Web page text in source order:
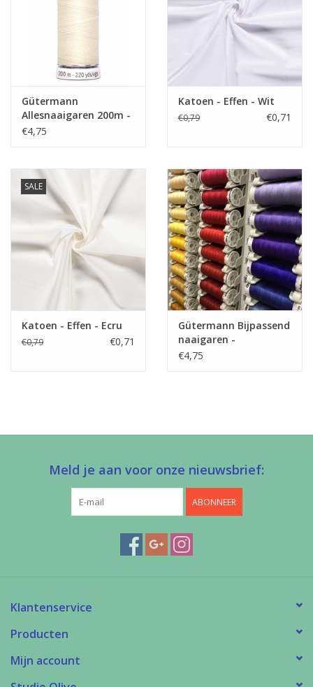
Gütermann
Allesnaaigaren 200m -
Ecru
€4,75
Katoen - Effen - Wit
€0,79 €0,71
SALE
Katoen - Effen - Ecru
€0,79 €0,71
Gütermann Bijpassend
naaigaren -
Allesnaaigaren 200m
€4,75
Meld je aan voor onze nieuwsbrief:
ABONNEER
Klantenservice
Producten
Mijn account